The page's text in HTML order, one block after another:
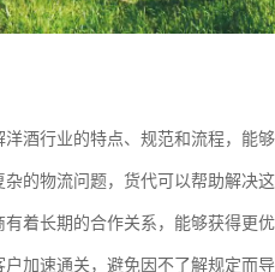
酒行业的特点、规范和流程，能够
的物流问题，货代可以帮助解决
着长期的合作关系，能够获得更
加速通关，避免因不了解规定而